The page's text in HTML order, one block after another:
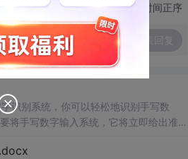
切换为时间正序
识别系统，你可以轻松地识别手写数
将手写数字输入系统，它将立即给出准确